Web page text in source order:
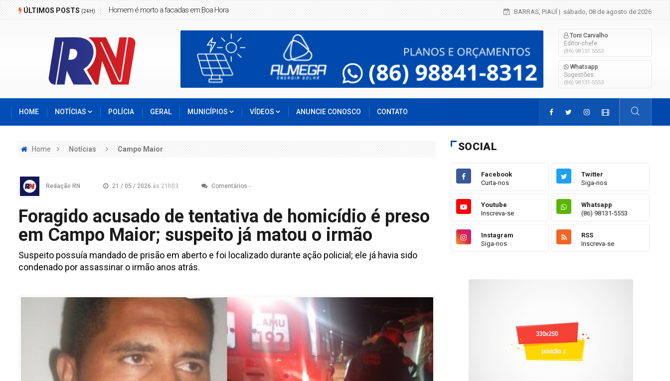
ÚLTIMOS POSTS(24H) Homem é morto a facadas em Boa Hora Criança de 2 anos morre em grave
BARRAS, PIAUÍ| sábado, 08 de agosto de 2026
Toni Carvalho
Editor-chefe
(86) 98131 5553
Whatsapp
Sugestões
(86) 98131-5553
HOME NOTÍCIAS POLÍCIA GERAL MUNICÍPIOS VÍDEOS ANUNCIE CONOSCO CONTATO
Home Notícias Campo Maior
Redação RN 21 / 05 / 2026 às 21h03 Comentários -
Foragido acusado de tentativa de homicídio é preso
em Campo Maior; suspeito já matou o irmão
Suspeito possuía mandado de prisão em aberto e foi localizado durante ação policial; ele já havia sido
condenado por assassinar o irmão anos atrás.
SOCIAL
Facebook
Curta-nos
Twitter
Siga-nos
Youtube
Inscreva-se
Whatsapp
(86) 98131-5553
Instagram
Siga-nos
RSS
Inscreva-se